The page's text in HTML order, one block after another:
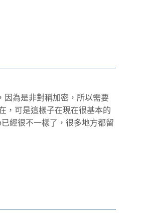
因為是非對稱加密，所以需要
，可是這樣子在現在很基本的
經很不一樣了，很多地方都留